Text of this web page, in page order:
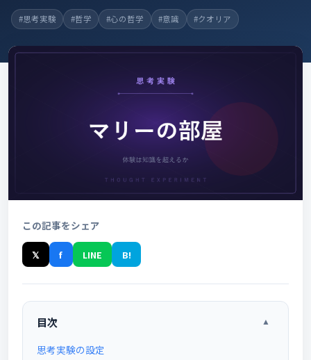
#思考実験 #哲学 #心の哲学 #意識 #クオリア
この記事をシェア
𝕏 f LINE B!
目次 ▲
思考実験の設定